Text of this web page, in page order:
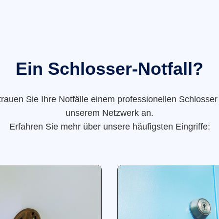
Ein Schlosser-Notfall?
Sie Ihre Notfälle einem professionellen
unserem Netzwerk an.
Erfahren Sie mehr über unsere häufigsten Eingriffe: